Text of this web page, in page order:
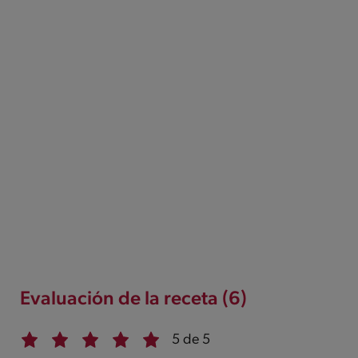
Evaluación de la receta (6)
5 de 5